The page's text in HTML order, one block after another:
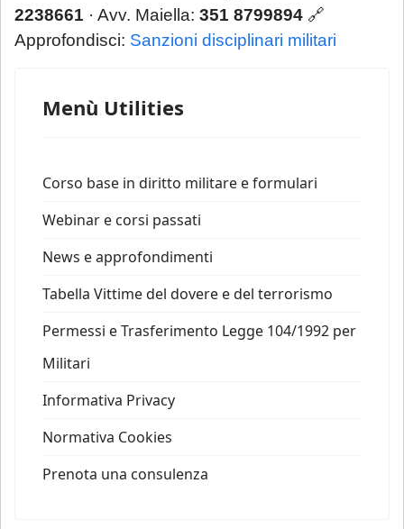
2238661 · Avv. Maiella: 351 8799894 🔗
Approfondisci: Sanzioni disciplinari militari
Menù Utilities
Corso base in diritto militare e formulari
Webinar e corsi passati
News e approfondimenti
Tabella Vittime del dovere e del terrorismo
Permessi e Trasferimento Legge 104/1992 per
Militari
Informativa Privacy
Normativa Cookies
Prenota una consulenza